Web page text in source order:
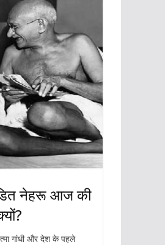
नेहरू आज की
गांधी और देश के पहले